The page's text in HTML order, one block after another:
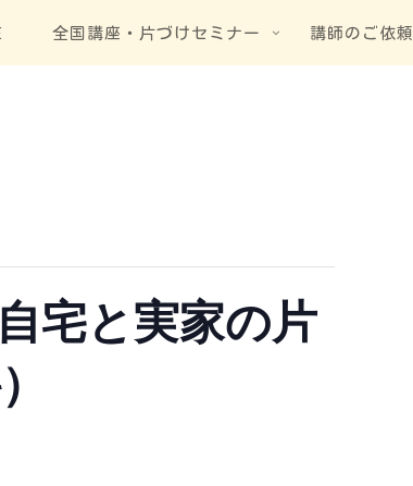
全国講座・片づけセミナー 講師のご依頼
宅と実家の片